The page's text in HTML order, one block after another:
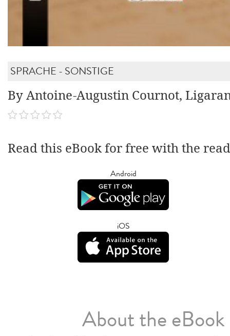
SPRACHE - SONSTIGE
By Antoine-Augustin Cournot,
Read this eBook for free with the
Android
iOS
About the eBook